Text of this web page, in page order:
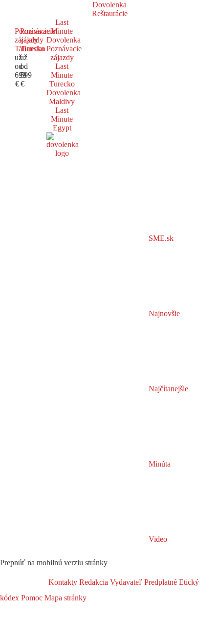
Dovolenka
Reštaurácie
Poznávacie
zájazdy
Taliansko
už
od
699
€
Poznávacie
zájazdy
Turecko
už
od
599
€
Last
Minute
Dovolenka
Poznávacie
zájazdy
Last
Minute
Turecko
Dovolenka
Maldivy
Last
Minute
Egypt
SME.sk
Najnovšie
Najčítanejšie
Minúta
Video
Prepnúť na mobilnú verziu stránky
Kontakty Redakcia Vydavateľ Predplatné Etický
kódex Pomoc Mapa stránky